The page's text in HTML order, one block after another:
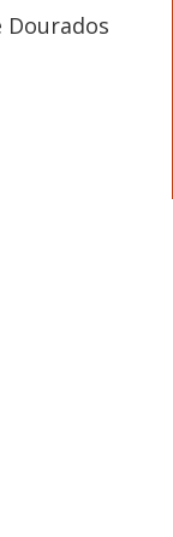
Dourados